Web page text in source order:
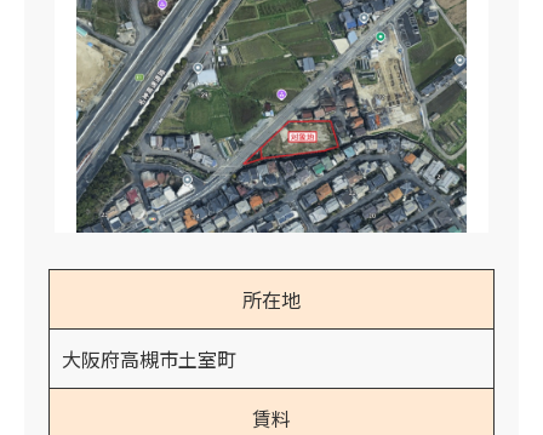
所在地
大阪府高槻市土室町
賃料